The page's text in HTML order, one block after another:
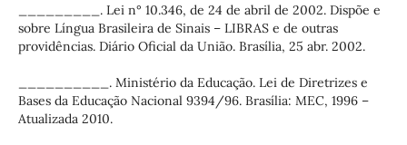
_________. Lei n° 10.346, de 24 de abril de 2002. Dispõe e
sobre Língua Brasileira de Sinais – LIBRAS e de outras
providências. Diário Oficial da União. Brasília, 25 abr. 2002.
__________. Ministério da Educação. Lei de Diretrizes e
Bases da Educação Nacional 9394/96. Brasília: MEC, 1996 –
Atualizada 2010.